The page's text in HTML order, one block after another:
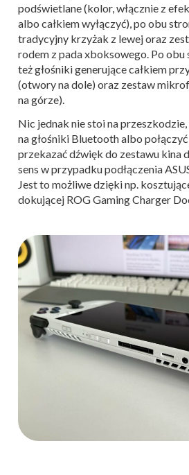
podświetlane (kolor, włącznie z
albo całkiem wyłączyć), po obu
tradycyjny krzyżak z lewej oraz
rodem z pada xboksowego. Po obu
też głośniki generujące całkiem
(otwory na dole) oraz zestaw
na górze).
Nic jednak nie stoi na
na głośniki Bluetooth albo
przekazać dźwięk do zestawu kina
sens w przypadku podłączenia
Jest to możliwe dzięki np.
dokującej ROG Gaming Charger